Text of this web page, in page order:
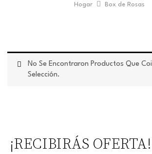
Hogar Box de Rosas
No Se Encontraron Productos Que
Selección.
¡RECIBIRÁS OFERTA!